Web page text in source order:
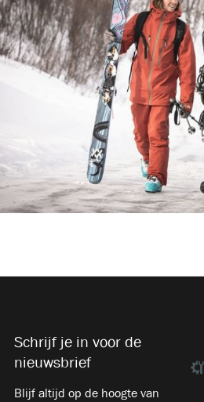
Schrijf je in voor de
nieuwsbrief
Blijf altijd op de hoogte van